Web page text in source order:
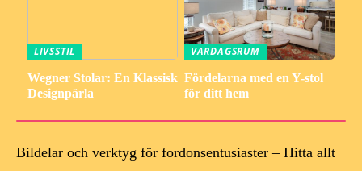
LIVSSTIL
Wegner Stolar: En Klassisk
Designpärla
VARDAGSRUM
Fördelarna med en Y-stol
för ditt hem
Bildelar och verktyg för fordonsentusiaster – Hitta allt